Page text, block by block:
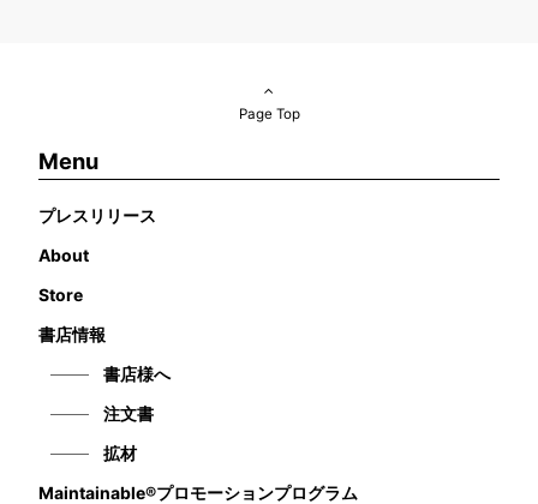
Page Top
Menu
プレスリリース
About
Store
書店情報
書店様へ
注文書
拡材
Maintainable®プロモーションプログラム